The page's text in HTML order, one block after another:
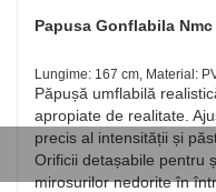
Papusa Gonflabila Nmc
Lungime: 167 cm, Material:
Păpușă umflabilă
apropiate de realitate.
precis al intensității și
Orificii detașabile pentru
mirosurilor nedorite în